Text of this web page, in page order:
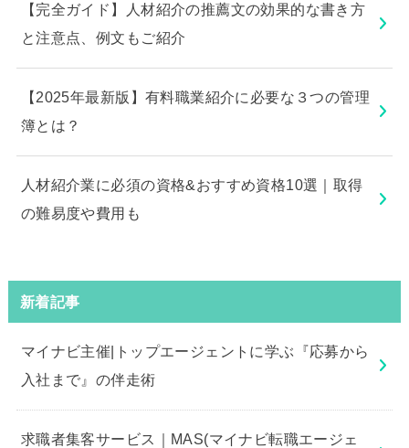
【完全ガイド】人材紹介の推薦文の効果的な書き方
と注意点、例文もご紹介
【2025年最新版】有料職業紹介に必要な３つの管理
簿とは？
人材紹介業に必須の資格&おすすめ資格10選｜取得
の難易度や費用も
新着記事
マイナビ主催|トップエージェントに学ぶ『応募から
入社まで』の伴走術
求職者集客サービス｜MAS(マイナビ転職エージェ